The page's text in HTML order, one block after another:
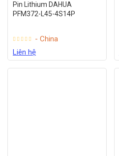
Pin Lithium DAHUA
PFM372-L45-4S14P
- China
Liên hệ